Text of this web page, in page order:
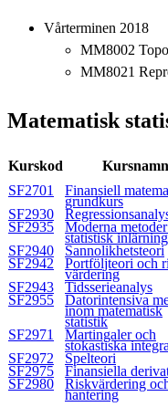
Vårterminen 2018
MM8002
MM8021
Matematisk
Kurskod Kursnamn
SF2701
Finansiell
grundkurs
SF2930
SF2935
Moderna
statistisk inlärning
SF2940
Sannolikhetsteori
SF2942
Portföljteori och
värd­ering
SF2943
Tidsserieanalys
SF2955
Datorintensiva
inom matematisk
statistik
SF2971 Martingaler och
stokastiska
SF2972
Spelteori
SF2975
Finansiella
SF2980
Riskvärdering
hant­ering